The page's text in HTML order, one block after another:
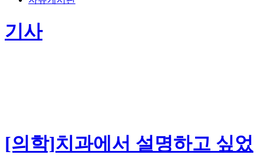
기사
[의학]치과에서 설명하고 싶었